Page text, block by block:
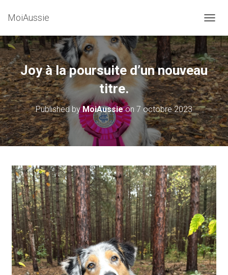
MoiAussie
U
V
R
I
R
/
F
E
R
M
E
R
N
A
V
G
A
T
I
O
N
Joy à la poursuite d’un nouveau
titre.
Published byMoiAussieon 7 octobre 2023